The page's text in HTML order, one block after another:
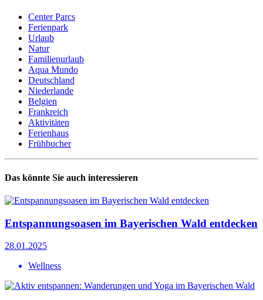
Center Parcs
Ferienpark
Urlaub
Natur
Familienurlaub
Aqua Mundo
Deutschland
Niederlande
Belgien
Frankreich
Aktivitäten
Ferienhaus
Frühbucher
Das könnte Sie auch interessieren
Entspannungsoasen im Bayerischen Wald entdecken
28.01.2025
Wellness